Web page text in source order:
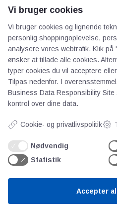
Priser
Kontakt
Persondata
Videncentre
Teknologisk Institut
Videncentre
Litteratur
Vi bruger cookies
Vi bruger cookies og lignende
personlig shoppingoplevelse,
analysere vores webtrafik. Klik på
ønsker at tillade alle cookies.
typer cookies du vil acceptere
Tilpas nedenfor. I
Business Data Responsibility Site
kontrol over dine data.
Cookie- og privatlivspolitik
Nødvendig
Statistik
Accepter